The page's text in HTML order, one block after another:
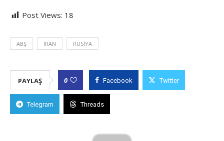
Post Views: 18
ABŞ İRAN RUSIYA
PAYLAŞ 0 Facebook Twitter
Telegram Threads